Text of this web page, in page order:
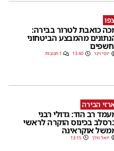
כואבת לטרור בבירה:
מהמבצע הביטחוני
יוסי וינר 13:40 1 תגובות
הבירה
רב הוד: גדולי רבני
בכינוס הוקרה לראשי
אוקראינה
יואל וולך 13:15